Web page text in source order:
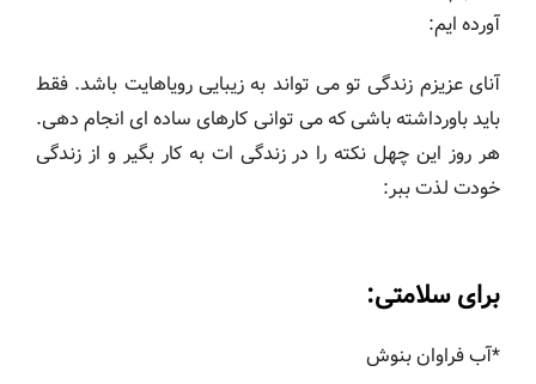
آورده ایم:
آنای عزیزم زندگی تو می تواند به زیبایی رویاهایت باشد. فقط
باید باورداشته باشی که می توانی کارهای ساده ای انجام دهی.
هر روز این چهل نکته را در زندگی ات به کار بگیر و از زندگی
خودت لذت ببر:
برای سلامتی:
*آب فراوان بنوش